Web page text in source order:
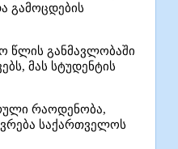
გამოცდების
წლის განმავლობაში
მას სტუდენტის
რაოდენობა,
საქართველოს